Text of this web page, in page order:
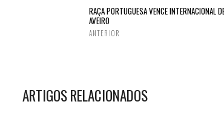
RAÇA PORTUGUESA VENCE INTERNACIONAL
AVEIRO
ANTERIOR
ARTIGOS RELACIONADOS